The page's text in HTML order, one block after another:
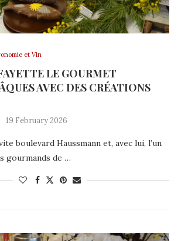
et Vin
LE GOURMET
AVEC DES CRÉATIONS
19 February 2026
boulevard Haussmann et, avec lui, l’un
gourmands de …